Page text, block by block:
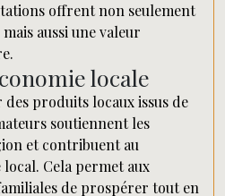
offrent non seulement
aussi une valeur
locale
des produits locaux issus de
soutiennent les
et contribuent au
Cela permet aux
de prospérer tout en